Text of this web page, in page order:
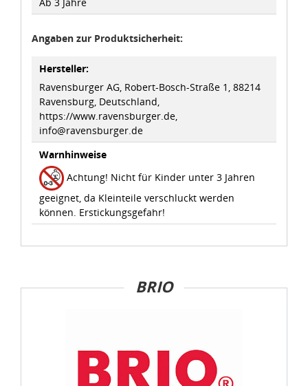
DatenschutzbestimmungenundImpressum
Angaben zur Produktsicherheit:
Hersteller:
Ravensburger AG, Robert-Bosch-Straße 1, 88214
Ravensburg, Deutschland,
https://www.ravensburger.de,
info@ravensburger.de
Warnhinweise
Achtung! Nicht für Kinder unter 3 Jahren
geeignet, da Kleinteile verschluckt werden
können. Erstickungsgefahr!
BRIO